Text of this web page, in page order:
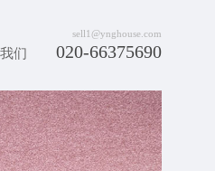
sell1@ynghouse.com
020-66375690
们